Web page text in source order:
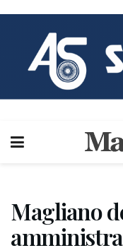
Magliano